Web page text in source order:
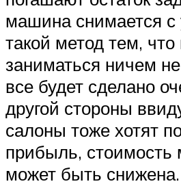
машина снимается с
такой метод тем,
заниматься ничем
все будет сделано
другой стороны
салоны тоже хотят
прибыль,
может быть снижена.